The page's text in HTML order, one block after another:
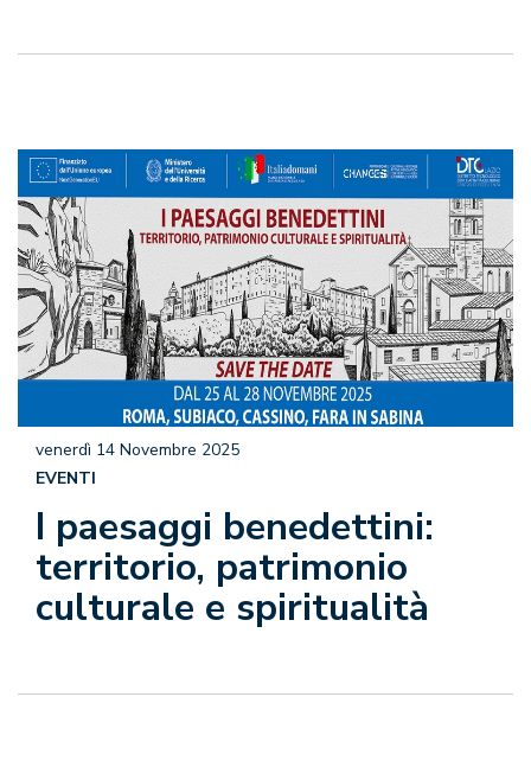
I paesaggi benedettini:
territorio, patrimonio
culturale e spiritualità
venerdì 14 Novembre 2025
EVENTI